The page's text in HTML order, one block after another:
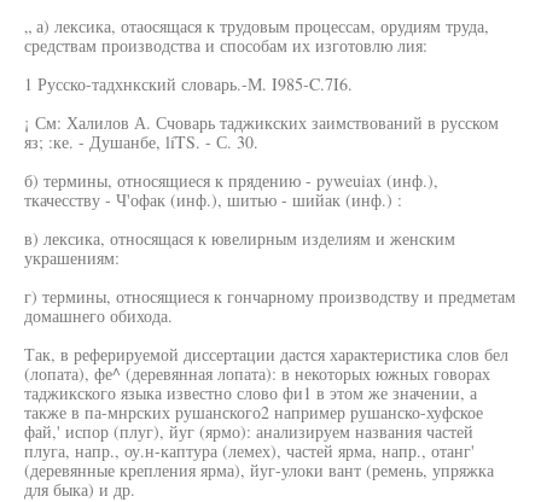
„ а) лексика, отаосящася к трудовым процессам, орудиям труда,
средствам производства и способам их изготовлю лия:
1 Русско-тадхнкский словарь.-М. I985-C.7I6.
¡ См: Халилов А. Счоварь таджикских заимствований в русском
яз; :ке. - Душанбе, líTS. - С. 30.
б) термины, относящиеся к прядению - pyweuiax (инф.),
ткачесству - Ч'офак (инф.), шитью - шийак (инф.) :
в) лексика, относящася к ювелирным изделиям и женским
украшениям:
г) термины, относящиеся к гончарному производству и предметам
домашнего обихода.
Так, в реферируемой диссертации дастся характеристика слов бел
(лопата), фе^ (деревянная лопата): в некоторых южных говорах
таджикского языка известно слово фи1 в этом же значении, а
также в па-мнрских рушанского2 например рушанско-хуфское
фай,' испор (плуг), йуг (ярмо): анализируем названия частей
плуга, напр., оу.н-каптура (лемех), частей ярма, напр., отанг'
(деревянные крепления ярма), йуг-улоки вант (ремень, упряжка
для быка) и др.